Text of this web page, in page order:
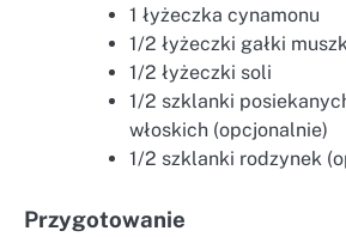
1 łyżeczka cynamonu
1/2 łyżeczki gałki
1/2 łyżeczki soli
1/2 szklanki
włoskich (opcjonalnie)
1/2 szklanki rodzynek
Przygotowanie